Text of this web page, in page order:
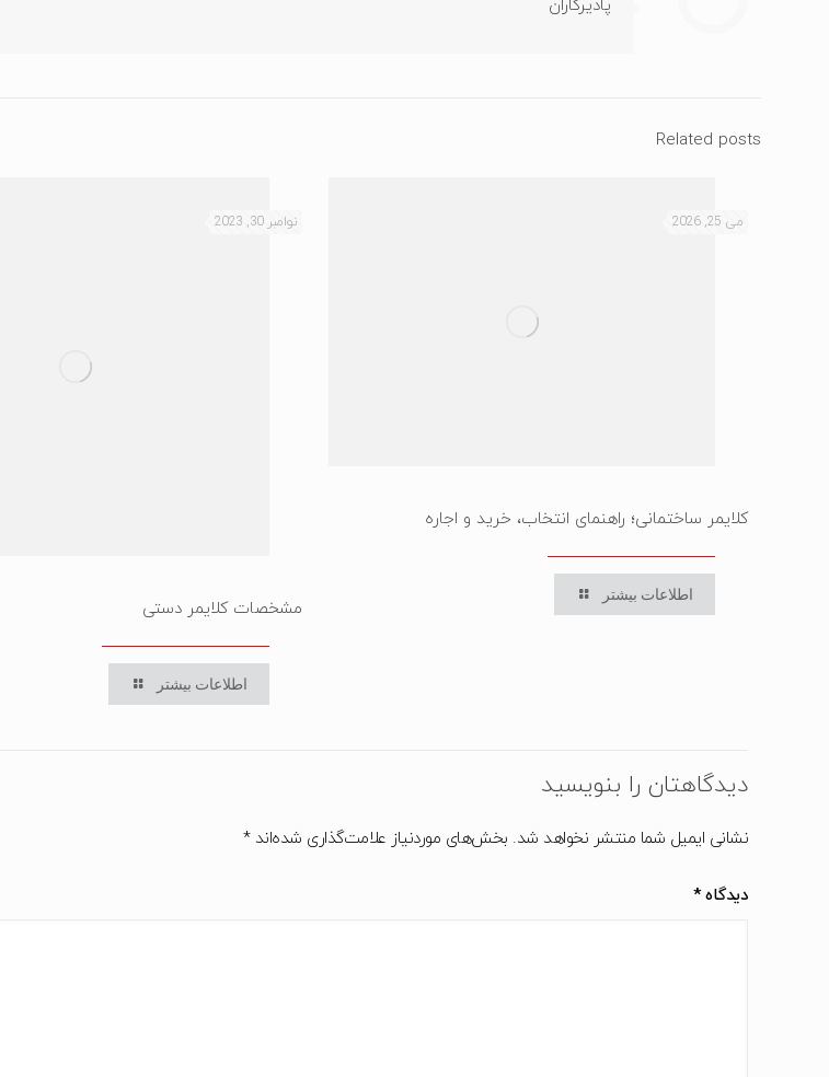
پادیرکاران
Related posts
می 25, 2026
کلایمر ساختمانی؛ راهنمای انتخاب، خرید و اجاره
اطلاعات بیشتر
نوامبر 30, 2023
مشخصات کلایمر دستی
اطلاعات بیشتر
دیدگاهتان را بنویسید
نشانی ایمیل شما منتشر نخواهد شد. بخش‌های موردنیاز علامت‌گذاری شده‌اند*
دیدگاه*